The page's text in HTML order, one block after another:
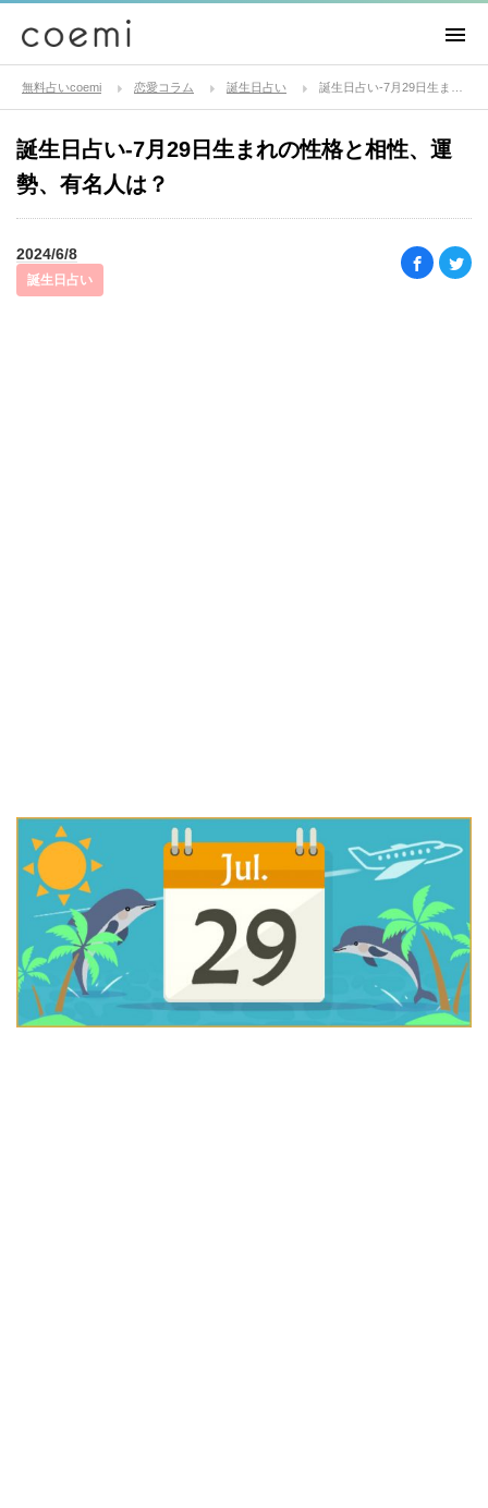
無料占いcoemi 恋愛コラム 誕生日占い
誕生日占い-7月29日生まれの性格と相性、運
勢、有名人は？
2024/6/8
誕生日占い